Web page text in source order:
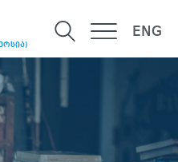
ENG